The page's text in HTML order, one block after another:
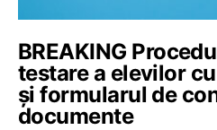
BREAKING
testare a elevilor
și formularul de
documente